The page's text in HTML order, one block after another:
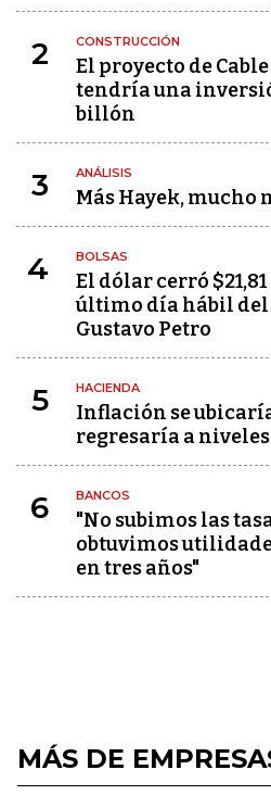
2 CONSTRUCCIÓN
El proyecto de
tendría una
billón
3 ANÁLISIS
Más Hayek, mucho
4 BOLSAS
El dólar cerró
último día hábil del
Gustavo Petro
5 HACIENDA
Inflación se
regresaría a
6 BANCOS
"No subimos las
obtuvimos
en tres años"
MÁS DE